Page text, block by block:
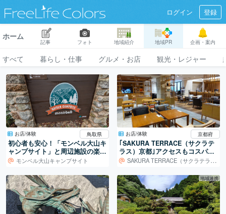
ログイン 登録
ホーム
記事 フォト 地域紹介 地域PR 企画・案内
すべて 暮らし・仕事 グルメ・お店 観光・レジャー
お店/体験 鳥取県
初心者も安心！「モンベル大山キ
ャンプサイト」と周辺施設の楽し
み方モンベル大山キャンプサイト
お店/体験 京都府
｢SAKURA TERRACE（サクラテ
ラス）京都｣アクセスもコスパも
◎なホテル
SAKURA TERRACE（サクラテラス）
地域連携